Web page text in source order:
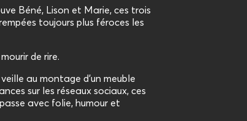
Béné, Lison et Marie, ces trois
toujours plus féroces les
de rire.
au montage d’un meuble
sur les réseaux sociaux, ces
avec folie, humour et